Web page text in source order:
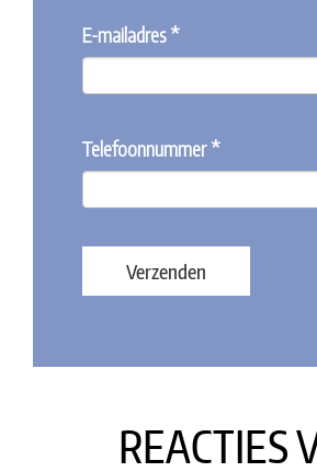
E-mailadres *
Telefoonnummer *
Bedrijfsnaam
Verzenden
REACTIES